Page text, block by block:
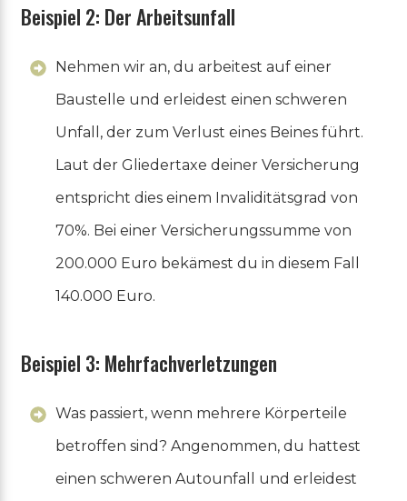
Beispiel 2: Der Arbeitsunfall
Nehmen wir an, du arbeitest auf einer
Baustelle und erleidest einen schweren
Unfall, der zum Verlust eines Beines führt.
Laut der Gliedertaxe deiner Versicherung
entspricht dies einem Invaliditätsgrad von
70%. Bei einer Versicherungssumme von
200.000 Euro bekämest du in diesem Fall
140.000 Euro.
Beispiel 3: Mehrfachverletzungen
Was passiert, wenn mehrere Körperteile
betroffen sind? Angenommen, du hattest
einen schweren Autounfall und erleidest